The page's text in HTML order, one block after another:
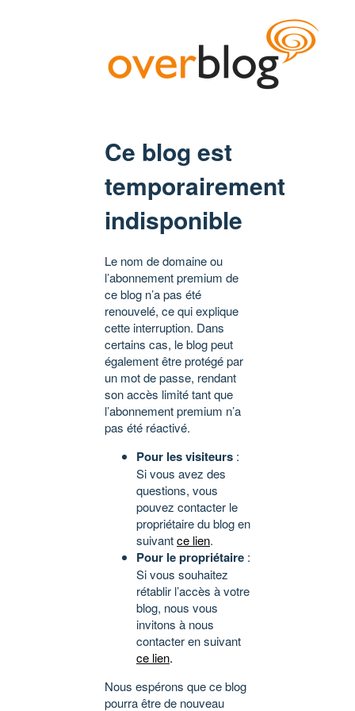
Ce blog est
temporairement
indisponible
Le nom de domaine ou
l’abonnement premium de
ce blog n’a pas été
renouvelé, ce qui explique
cette interruption. Dans
certains cas, le blog peut
également être protégé par
un mot de passe, rendant
son accès limité tant que
l’abonnement premium n’a
pas été réactivé.
Pour les visiteurs :
Si vous avez des
questions, vous
pouvez contacter le
propriétaire du blog en
suivantce lien.
Pour le propriétaire :
Si vous souhaitez
rétablir l’accès à votre
blog, nous vous
invitons à nous
contacter en suivant
ce lien.
Nous espérons que ce blog
pourra être de nouveau